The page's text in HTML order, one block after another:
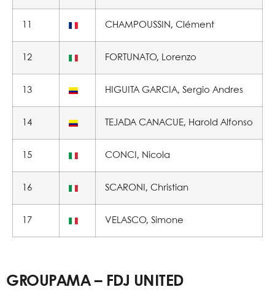
CHAMPOUSSIN, Clément
12 FORTUNATO, Lorenzo
13 HIGUITA GARCIA, Sergio Andres
14 TEJADA CANACUE, Harold Alfonso
15 CONCI, Nicola
16 SCARONI, Christian
17 VELASCO, Simone
GROUPAMA – FDJ UNITED